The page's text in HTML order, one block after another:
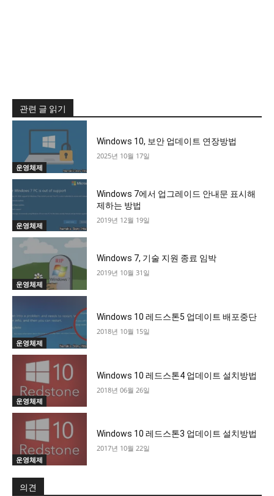
관련 글 읽기
운영체제
Windows 10, 보안 업데이트 연장방법
2025년 10월 17일
운영체제
Windows 7에서 업그레이드 안내문 표시해
제하는 방법
2019년 12월 19일
운영체제
Windows 7, 기술 지원 종료 임박
2019년 10월 31일
운영체제
Windows 10 레드스톤5 업데이트 배포중단
2018년 10월 15일
운영체제
Windows 10 레드스톤4 업데이트 설치방법
2018년 06월 26일
운영체제
Windows 10 레드스톤3 업데이트 설치방법
2017년 10월 22일
의견